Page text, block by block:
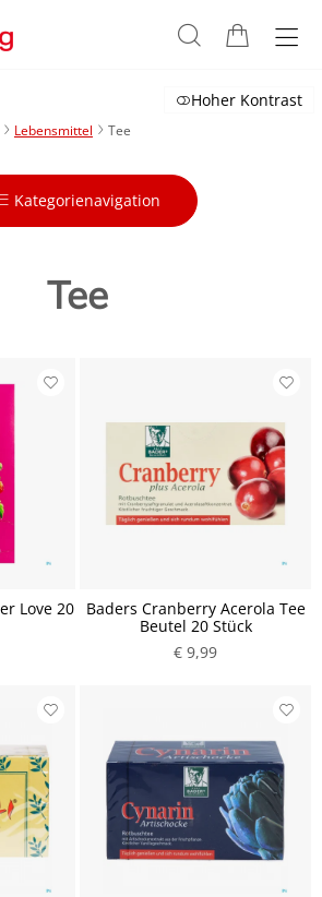
Hoher Kontrast
Lebensmittel Tee
Kategorienavigation
Tee
Love 20
Baders Cranberry Acerola Tee
Beutel 20 Stück
€ 9,99